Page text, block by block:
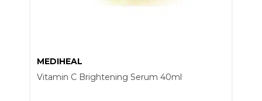
MEDIHEAL
Vitamin C Brightening Serum 40ml